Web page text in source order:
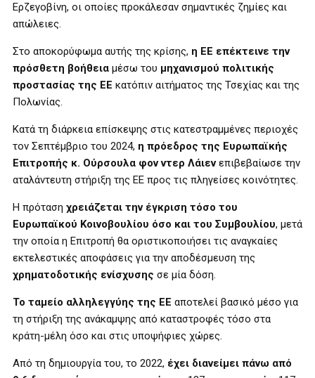
Ερζεγοβίνη, οι οποίες προκάλεσαν σημαντικές ζημίες και
απώλειες.
Στο αποκορύφωμα αυτής της κρίσης, η ΕΕ επέκτεινε την
πρόσθετη βοήθεια μέσω του μηχανισμού πολιτικής
προστασίας της ΕΕ κατόπιν αιτήματος της Τσεχίας και της
Πολωνίας.
Κατά τη διάρκεια επίσκεψης στις κατεστραμμένες περιοχές
τον Σεπτέμβριο του 2024, η πρόεδρος της Ευρωπαϊκής
Επιτροπής κ. Ούρσουλα φον ντερ Λάιενεπιβεβαίωσε την
αταλάντευτη στήριξη της ΕΕ προς τις πληγείσες κοινότητες.
Η πρόταση χρειάζεται την έγκριση τόσο του
Ευρωπαϊκού Κοινοβουλίου όσο και του Συμβουλίου, μετά
την οποία η Επιτροπή θα οριστικοποιήσει τις αναγκαίες
εκτελεστικές αποφάσεις για την αποδέσμευση της
χρηματοδοτικής ενίσχυσης σε μία δόση.
Το ταμείο αλληλεγγύης της ΕΕ αποτελεί βασικό μέσο για
τη στήριξη της ανάκαμψης από καταστροφές τόσο στα
κράτη-μέλη όσο και στις υποψήφιες χώρες.
Από τη δημιουργία του, το 2022, έχει διανείμει πάνω από